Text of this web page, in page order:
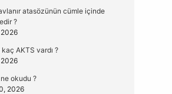
atasözünün cümle içinde
?
AKTS vardı ?
okudu ?
2026